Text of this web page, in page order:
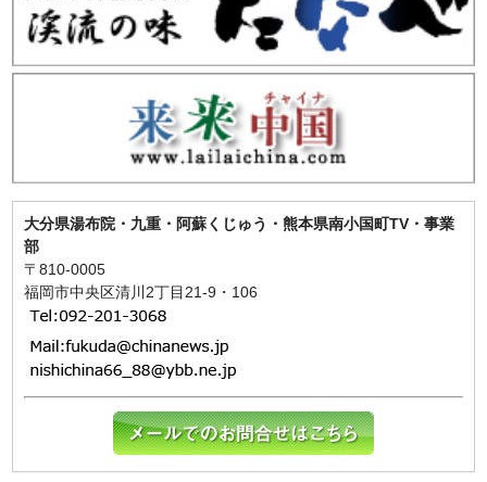
大分県湯布院・九重・阿蘇くじゅう・熊本県南小国町TV・事業
部
〒810-0005
福岡市中央区清川2丁目21-9・106